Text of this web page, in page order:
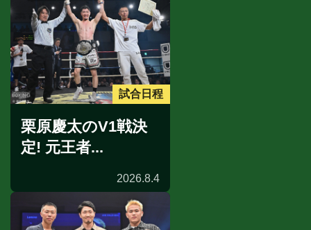
試合日程
栗原慶太のV1戦決
定! 元王者...
2026.8.4